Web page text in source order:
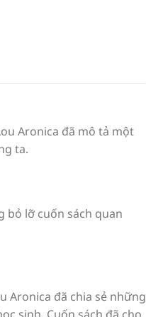
Aronica đã mô tả một
ta.
bỏ lỡ cuốn sách quan
Aronica đã chia sẻ những